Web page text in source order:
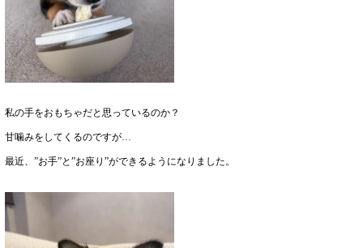
私の手をおもちゃだと思っているのか？
甘噛みをしてくるのですが…
最近、”お手”と”お座り”ができるようになりました。